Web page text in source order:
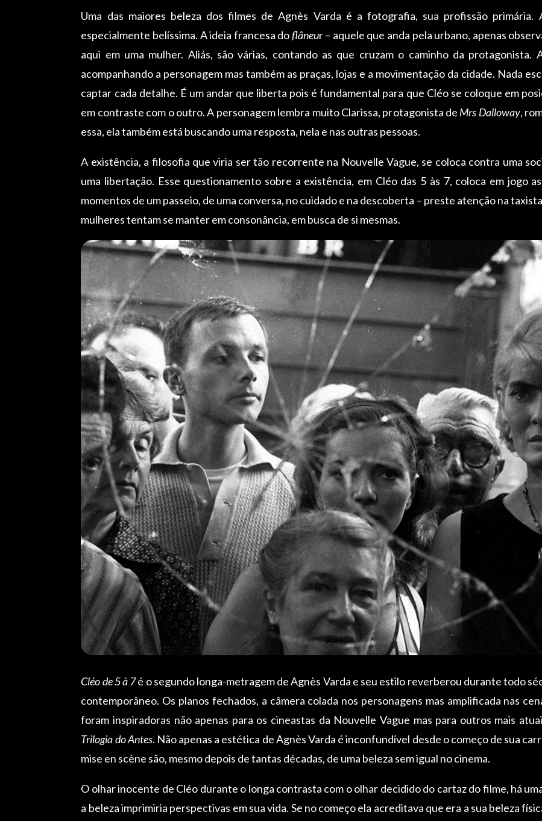
Uma das maiores beleza dos filmes de Agnès Varda é a fotografia, sua profissão
especialmente belíssima. A ideia francesa doflâneur – aquele que anda pela urbano, apenas
aqui em uma mulher. Aliás, são várias, contando as que cruzam o caminho da protagonista.
acompanhando a personagem mas também as praças, lojas e a movimentação da cidade. Nada
captar cada detalhe. É um andar que liberta pois é fundamental para que Cléo se coloque em
em contraste com o outro. A personagem lembra muito Clarissa, protagonista de Mrs Dalloway,
essa, ela também está buscando uma resposta, nela e nas outras pessoas.
A existência, a filosofia que viria ser tão recorrente na Nouvelle Vague, se coloca contra uma
uma libertação. Esse questionamento sobre a existência, em Cléo das 5 às 7, coloca em jogo
momentos de um passeio, de uma conversa, no cuidado e na descoberta – preste atenção na
mulheres tentam se manter em consonância, em busca de si mesmas.
Cléo de 5 à 7é o segundo longa-metragem de Agnès Varda e seu estilo reverberou durante todo
contemporâneo. Os planos fechados, a câmera colada nos personagens mas amplificada nas
foram inspiradoras não apenas para os cineastas da Nouvelle Vague mas para outros mais
Trilogia do Antes. Não apenas a estética de Agnès Varda é inconfundível desde o começo de sua
mise en scène são, mesmo depois de tantas décadas, de uma beleza sem igual no cinema.
O olhar inocente de Cléo durante o longa contrasta com o olhar decidido do cartaz do filme, há
a beleza imprimiria perspectivas em sua vida. Se no começo ela acreditava que era a sua beleza